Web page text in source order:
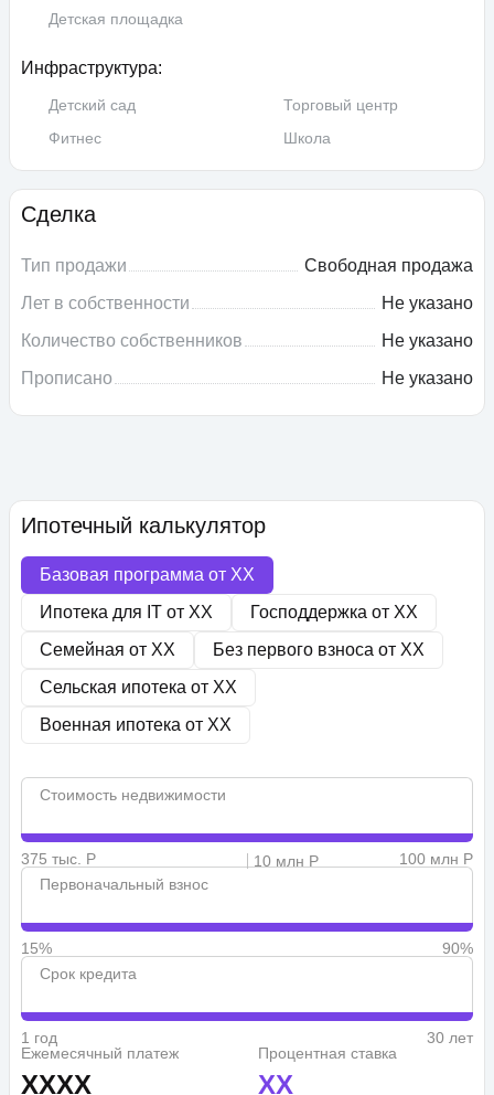
Детская площадка
Инфраструктура:
Детский сад
Торговый центр
Фитнес
Школа
Сделка
Тип продажи
Свободная продажа
Лет в собственности
Не указано
Количество собственников
Не указано
Прописано
Не указано
Ипотечный калькулятор
Базовая программа от XX
Ипотека для IT от XX Господдержка от XX
Семейная от XX Без первого взноса от XX
Сельская ипотека от XX
Военная ипотека от XX
Стоимость недвижимости
375 тыс. Р 10 млн Р
100 млн Р
Первоначальный взнос
15%
90%
Срок кредита
1 год
30 лет
Ежемесячный платеж
XXXX
Процентная ставка
XX